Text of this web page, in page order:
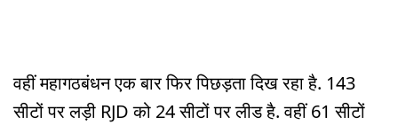
वहीं महागठबंधन एक बार फिर पिछड़ता दिख रहा है. 143
सीटों पर लड़ी RJD को 24 सीटों पर लीड है. वहीं 61 सीटों